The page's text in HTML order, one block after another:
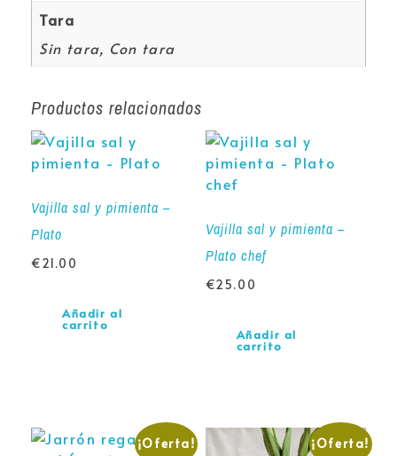
Tara
Sin tara, Con tara
Productos relacionados
Vajilla sal y pimienta –
Plato
€21.00
Añadir al
carrito
Vajilla sal y pimienta –
Plato chef
€25.00
Añadir al
carrito
¡Oferta! ¡Oferta!